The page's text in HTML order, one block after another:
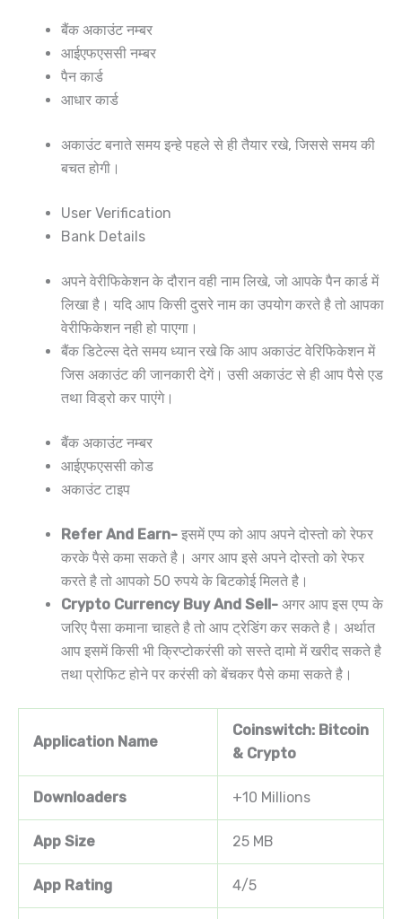
बैंक अकाउंट नम्बर
आईएफएससी नम्बर
पैन कार्ड
आधार कार्ड
अकाउंट बनाते समय इन्हे पहले से ही तैयार रखे, जिससे समय की
बचत होगी।
User Verification
Bank Details
अपने वेरीफिकेशन के दौरान वही नाम लिखे, जो आपके पैन कार्ड में
लिखा है। यदि आप किसी दुसरे नाम का उपयोग करते है तो आपका
वेरीफिकेशन नही हो पाएगा।
बैंक डिटेल्स देते समय ध्यान रखे कि आप अकाउंट वेरिफिकेशन में
जिस अकाउंट की जानकारी देगें। उसी अकाउंट से ही आप पैसे एड
तथा विड्रो कर पाएंगे।
बैंक अकाउंट नम्बर
आईएफएससी कोड
अकाउंट टाइप
Refer And Earn- इसमें एप्प को आप अपने दोस्तो को रेफर
करके पैसे कमा सकते है। अगर आप इसे अपने दोस्तो को रेफर
करते है तो आपको 50 रुपये के बिटकोई मिलते है।
Crypto Currency Buy And Sell- अगर आप इस एप्प के
जरिए पैसा कमाना चाहते है तो आप ट्रेडिंग कर सकते है। अर्थात
आप इसमें किसी भी क्रिप्टोकरंसी को सस्ते दामो में खरीद सकते है
तथा प्रोफिट होने पर करंसी को बेंचकर पैसे कमा सकते है।
Application Name
Coinswitch: Bitcoin
& Crypto
Downloaders +10 Millions
App Size 25 MB
App Rating 4/5